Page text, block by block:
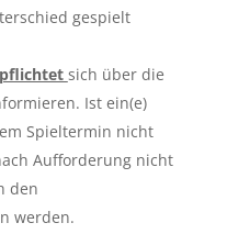
gespielt
sich über die
Ist ein(e)
Spieltermin nicht
Aufforderung nicht
den
werden.